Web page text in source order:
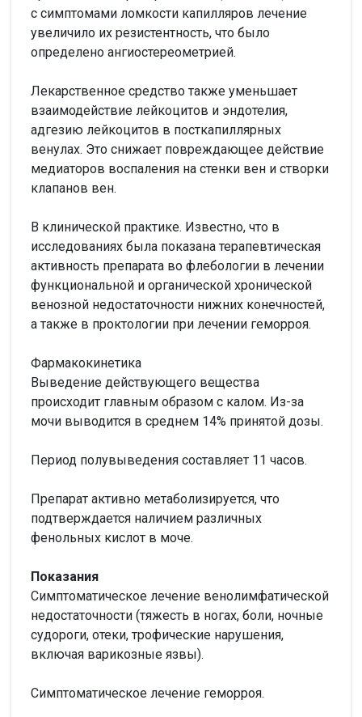
с симптомами ломкости капилляров лечение
увеличило их резистентность, что было
определено ангиостереометрией.
Лекарственное средство также уменьшает
взаимодействие лейкоцитов и эндотелия,
адгезию лейкоцитов в посткапиллярных
венулах. Это снижает повреждающее действие
медиаторов воспаления на стенки вен и створки
клапанов вен.
В клинической практике. Известно, что в
исследованиях была показана терапевтическая
активность препарата во флебологии в лечении
функциональной и органической хронической
венозной недостаточности нижних конечностей,
а также в проктологии при лечении геморроя.
Фармакокинетика
Выведение действующего вещества
происходит главным образом с калом. Из-за
мочи выводится в среднем 14% принятой дозы.
Период полувыведения составляет 11 часов.
Препарат активно метаболизируется, что
подтверждается наличием различных
фенольных кислот в моче.
Показания
Симптоматическое лечение венолимфатической
недостаточности (тяжесть в ногах, боли, ночные
судороги, отеки, трофические нарушения,
включая варикозные язвы).
Симптоматическое лечение геморроя.